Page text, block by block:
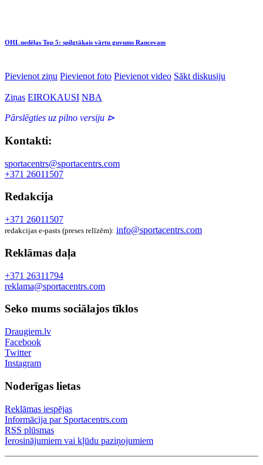
OHL nedēļas Top 5: spilgtākais vārtu guvums Rancevam
Pievienot ziņu Pievienot foto Pievienot video Sākt diskusiju
Ziņas EIROKAUSI NBA
Pārslēgties uz pilno versiju ⊳
Kontakti:
sportacentrs@sportacentrs.com
+371 26011507
Redakcija
+371 26011507
redakcijas e-pasts (preses relīzēm): info@sportacentrs.com
Reklāmas daļa
+371 26311794
reklama@sportacentrs.com
Seko mums sociālajos tīklos
Draugiem.lv
Facebook
Twitter
Instagram
Noderīgas lietas
Reklāmas iespējas
Informācija par Sportacentrs.com
RSS plūsmas
Ierosinājumiem vai kļūdu paziņojumiem